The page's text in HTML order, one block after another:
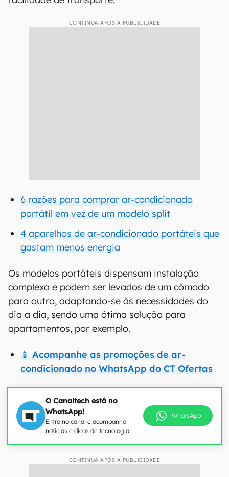
CONTINUA APÓS A PUBLICIDADE
6 razões para comprar ar-condicionado
portátil em vez de um modelo split
4 aparelhos de ar-condicionado portáteis que
gastam menos energia
Os modelos portáteis dispensam instalação
complexa e podem ser levados de um cômodo
para outro, adaptando-se às necessidades do
dia a dia, sendo uma ótima solução para
apartamentos, por exemplo.
📱 Acompanhe as promoções de ar-
condicionado no WhatsApp do CT Ofertas
O Canaltech está no
WhatsApp!
Entre no canal e acompanhe
notícias e dicas de tecnologia
WhatsApp
CONTINUA APÓS A PUBLICIDADE